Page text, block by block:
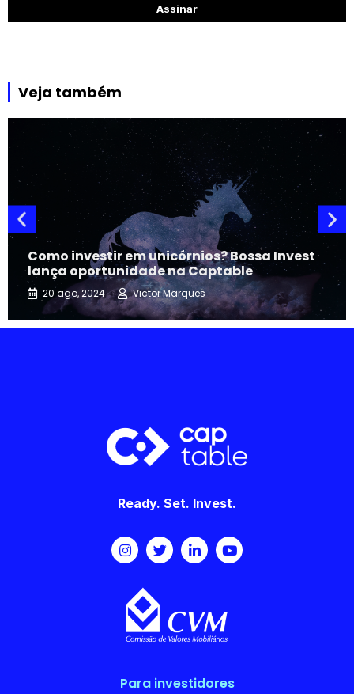
Assinar
Veja também
Como investir em unicórnios? Bossa Invest
lança oportunidade na Captable
20 ago, 2024 Victor Marques
Ready. Set. Invest.
Para investidores